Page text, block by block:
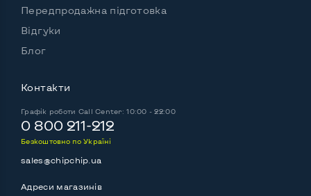
Передпродажна підготовка
Відгуки
Блог
Контакти
Графік роботи Call Center: 10:00 - 22:00
0 800 211-212
Безкоштовно по Україні
sales@chipchip.ua
Адреси магазинів